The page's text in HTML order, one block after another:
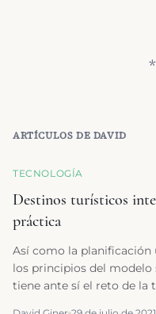
ARTÍCULOS DE DAVID
TECNOLOGÍA
Destinos turísticos
práctica
Así como la planificación
los principios del
tiene ante sí el reto de la